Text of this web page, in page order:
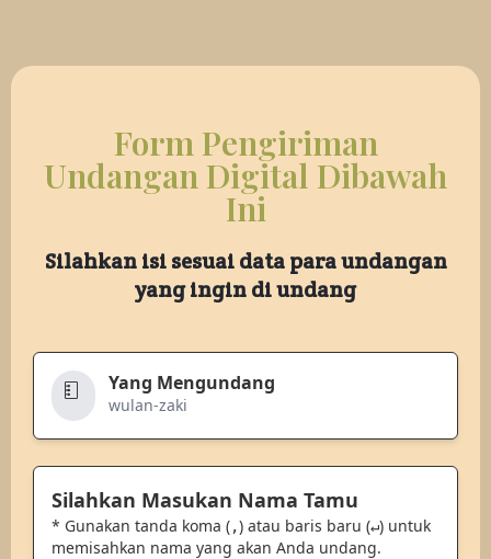
Form Pengiriman
Undangan Digital Dibawah
Ini
Silahkan isi sesuai data para undangan
yang ingin di undang
Yang Mengundang
wulan-zaki
Silahkan Masukan Nama Tamu
* Gunakan tanda koma (,) atau baris baru (↵) untuk
memisahkan nama yang akan Anda undang.